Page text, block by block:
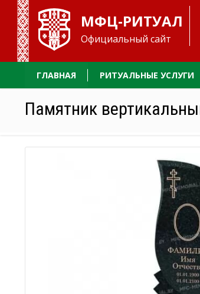
МФЦ-РИТУАЛ
Официальный сайт
ГЛАВНАЯ РИТУАЛЬНЫЕ УСЛУГИ
Памятник